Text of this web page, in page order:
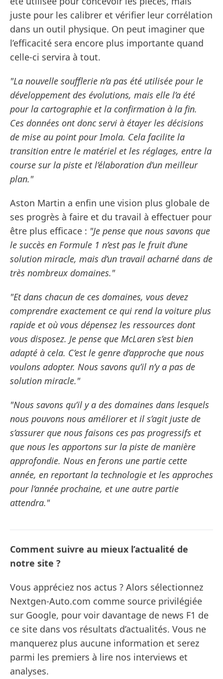
juste pour les calibrer et vérifier leur corrélation
dans un outil physique. On peut imaginer que
l’efficacité sera encore plus importante quand
celle-ci servira à tout.
"La nouvelle soufflerie n’a pas été utilisée pour le
développement des évolutions, mais elle l’a été
pour la cartographie et la confirmation à la fin.
Ces données ont donc servi à étayer les décisions
de mise au point pour Imola. Cela facilite la
transition entre le matériel et les réglages, entre la
course sur la piste et l’élaboration d’un meilleur
plan."
Aston Martin a enfin une vision plus globale de
ses progrès à faire et du travail à effectuer pour
être plus efficace : "Je pense que nous savons que
le succès en Formule 1 n’est pas le fruit d’une
solution miracle, mais d’un travail acharné dans de
très nombreux domaines."
"Et dans chacun de ces domaines, vous devez
comprendre exactement ce qui rend la voiture plus
rapide et où vous dépensez les ressources dont
vous disposez. Je pense que McLaren s’est bien
adapté à cela. C’est le genre d’approche que nous
voulons adopter. Nous savons qu’il n’y a pas de
solution miracle."
"Nous savons qu’il y a des domaines dans lesquels
nous pouvons nous améliorer et il s’agit juste de
s’assurer que nous faisons ces pas progressifs et
que nous les apportons sur la piste de manière
approfondie. Nous en ferons une partie cette
année, en reportant la technologie et les approches
pour l’année prochaine, et une autre partie
attendra."
Comment suivre au mieux l’actualité de
notre site ?
Vous appréciez nos actus ? Alors sélectionnez
Nextgen-Auto.com comme source privilégiée
sur Google, pour voir davantage de news F1 de
ce site dans vos résultats d’actualités. Vous ne
manquerez plus aucune information et serez
parmi les premiers à lire nos interviews et
analyses.